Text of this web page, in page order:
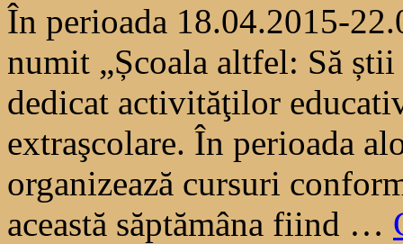
În perioada 18.04.2015-
numit „Școala altfel: Să
dedicat activităţilor
extraşcolare. În perioada
organizează cursuri
această săptămâna fiind …